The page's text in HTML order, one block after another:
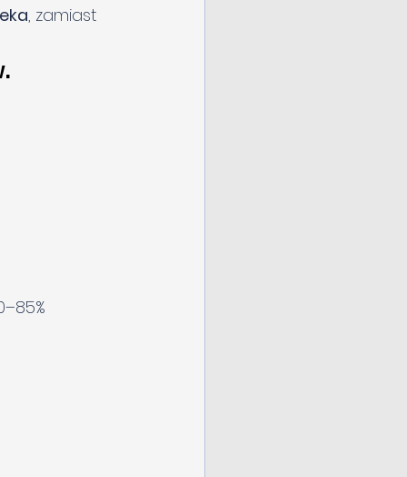
, zamiast